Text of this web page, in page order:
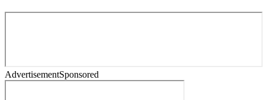
AdvertisementSponsored